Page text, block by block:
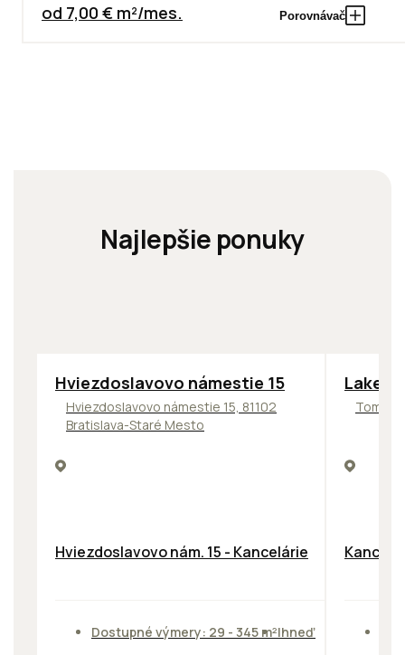
od 7,00 € m²/mes. Porovnávač
Najlepšie ponuky
ODPORÚČAME
Hviezdoslavovo námestie 15
Hviezdoslavovo námestie 15, 81102
Bratislava-Staré Mesto
Hviezdoslavovo nám. 15 - Kancelárie
Dostupné výmery: 29 - 345 m²Ihneď